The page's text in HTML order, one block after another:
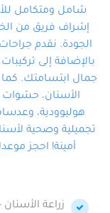
شامل ومتكامل
إشراف فريق من
الجودة. نقدم
بالإضافة إلى
جمال ابتسامتك.
الأسنان، حشوات
هوليوودية،
تجميلية وصحية
أمينة! احجز
زراعة